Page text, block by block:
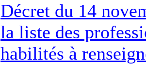
Décret du 14
la liste des
habilités à